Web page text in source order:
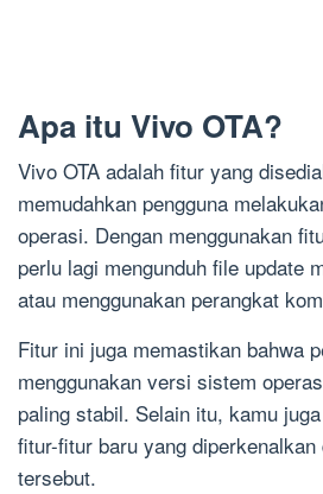
Apa itu Vivo OTA?
Vivo OTA adalah fitur yang
memudahkan pengguna
operasi. Dengan menggunakan
perlu lagi mengunduh file update
atau menggunakan perangkat
Fitur ini juga memastikan bahwa
menggunakan versi sistem
paling stabil. Selain itu, kamu
fitur-fitur baru yang diperkenalkan
tersebut.